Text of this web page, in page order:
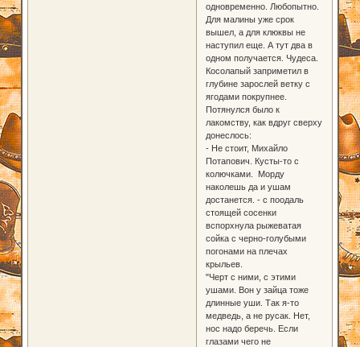
одновременно. Любопытно.
Для малины уже срок
вышел, а для клюквы не
наступил еще. А тут два в
одном получается. Чудеса.
Косолапый заприметил в
глубине зарослей ветку с
ягодами покрупнее.
Потянулся было к
лакомству, как вдруг сверху
донеслось:
- Не стоит, Михайло
Потапович. Кусты-то с
колючками. Морду
наколешь да и ушам
достанется. - с поодаль
стоящей сосенки
вспорхнула рыжеватая
сойка с черно-голубыми
погонами на плечах
крыльев.
"Черт с ними, с этими
ушами. Вон у зайца тоже
длинные уши. Так я-то
медведь, а не русак. Нет,
нос надо беречь. Если
глазами чего не